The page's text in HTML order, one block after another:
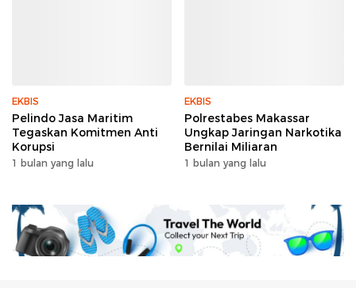
EKBIS
Pelindo Jasa Maritim
Tegaskan Komitmen Anti
Korupsi
1 bulan yang lalu
EKBIS
Polrestabes Makassar
Ungkap Jaringan Narkotika
Bernilai Miliaran
1 bulan yang lalu